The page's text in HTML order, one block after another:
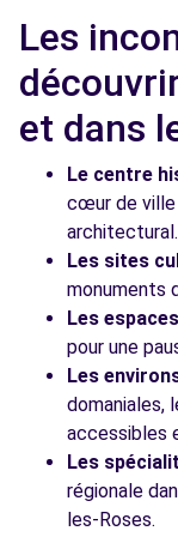
Les
et dans
Le centre
cœur de ville
architectural.
Les sites
monuments
Les
pour une
Les
domaniales,
accessibles
Les
régionale
les-Roses.